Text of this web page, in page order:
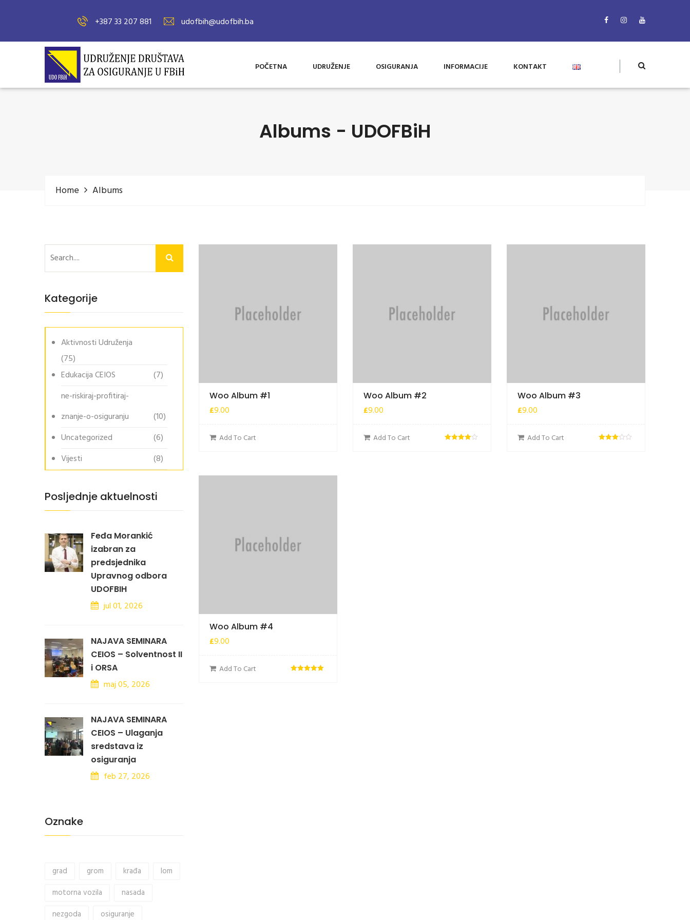
+387 33 207 881 udofbih@udofbih.ba
POČETNA UDRUŽENJE OSIGURANJA INFORMACIJE KONTAKT
Albums - UDOFBiH
Home Albums
Kategorije
Aktivnosti Udruženja
(75)
Edukacija CEIOS
(7)
ne-riskiraj-profitiraj-
znanje-o-osiguranju
(10)
Uncategorized
(6)
Vijesti
(8)
Posljednje aktuelnosti
Feđa Morankić
izabran za
predsjednika
Upravnog odbora
UDOFBIH
jul 01, 2026
NAJAVA SEMINARA
CEIOS – Solventnost II
i ORSA
maj 05, 2026
NAJAVA SEMINARA
CEIOS – Ulaganja
sredstava iz
osiguranja
feb 27, 2026
Oznake
grad grom krađa
lom
motorna vozila
nasada
nezgoda
osiguranje
Woo Album #1
£9.00
Add To Cart
Woo Album #2
£9.00
Add To Cart
Woo Album #3
£9.00
Add To Cart
Woo Album #4
£9.00
Add To Cart